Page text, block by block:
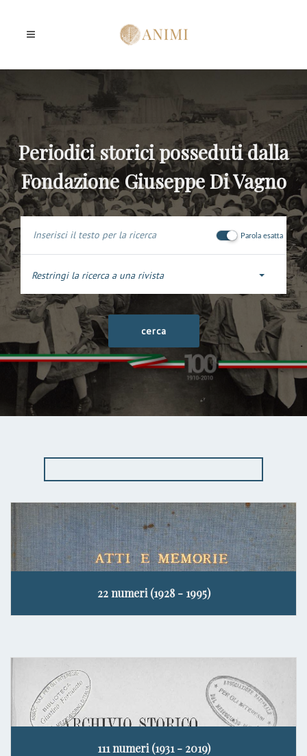
Periodici storici posseduti dalla
Fondazione Giuseppe Di Vagno
Parola esatta
Restringi la ricerca a una rivista
22 numeri (1928 - 1995)
111 numeri (1931 - 2019)